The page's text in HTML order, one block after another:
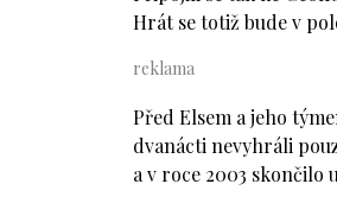
Hrát se totiž bude v
Před Elsem a jeho
dvanácti nevyhráli
a v roce 2003 skončilo